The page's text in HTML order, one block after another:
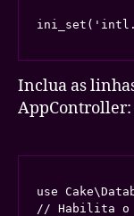
Inclua as
AppController:
use
// Habilita o